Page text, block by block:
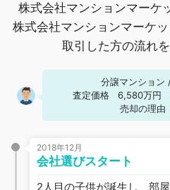
株式会社マンションマーケ
株式会社マンションマーケ
取引した方の流れ
分譲マンション
査定価格
6,580万円
売却の理由
2018年12月
会社選びスタート
2人目の子供が誕生し、部